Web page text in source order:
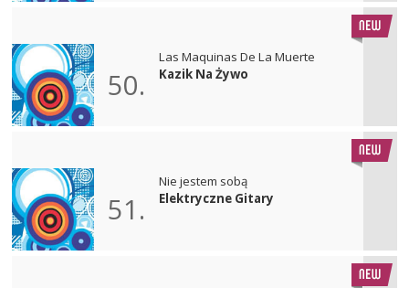
50.
Las Maquinas De La Muerte
Kazik Na Żywo
51.
Nie jestem sobą
Elektryczne Gitary